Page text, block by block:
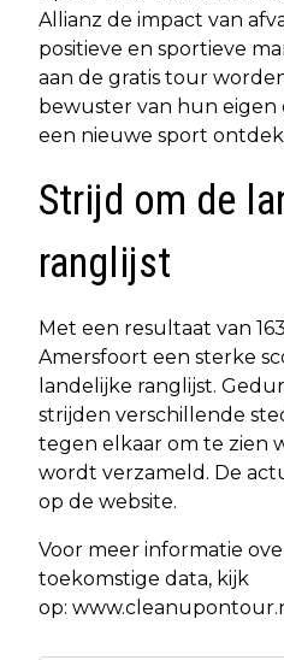
Allianz de impact van
positieve en sportieve
aan de gratis tour
bewuster van hun eigen
een nieuwe sport
Strijd om de
ranglijst
Met een resultaat van
Amersfoort een sterke
landelijke ranglijst.
strijden verschillende
tegen elkaar om te zien
wordt verzameld. De
op de website.
Voor meer informatie
toekomstige data, kijk
op: